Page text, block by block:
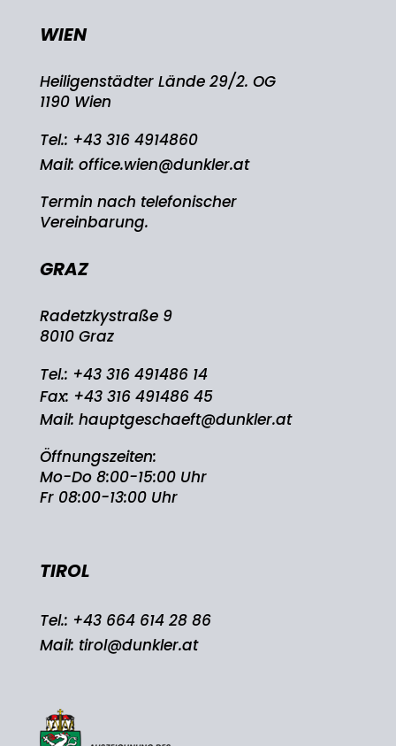
WIEN
Heiligenstädter Lände 29/2. OG
1190 Wien
Tel.: +43 316 4914860
Mail: office.wien@dunkler.at
Termin nach telefonischer
Vereinbarung.
GRAZ
Radetzkystraße 9
8010 Graz
Tel.: +43 316 491486 14
Fax: +43 316 491486 45
Mail: hauptgeschaeft@dunkler.at
Öffnungszeiten:
Mo-Do 8:00-15:00 Uhr
Fr 08:00-13:00 Uhr
TIROL
Tel.: +43 664 614 28 86
Mail: tirol@dunkler.at